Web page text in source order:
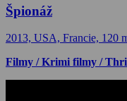
Špionáž
2013, USA, Francie, 120
Filmy / Krimi filmy /